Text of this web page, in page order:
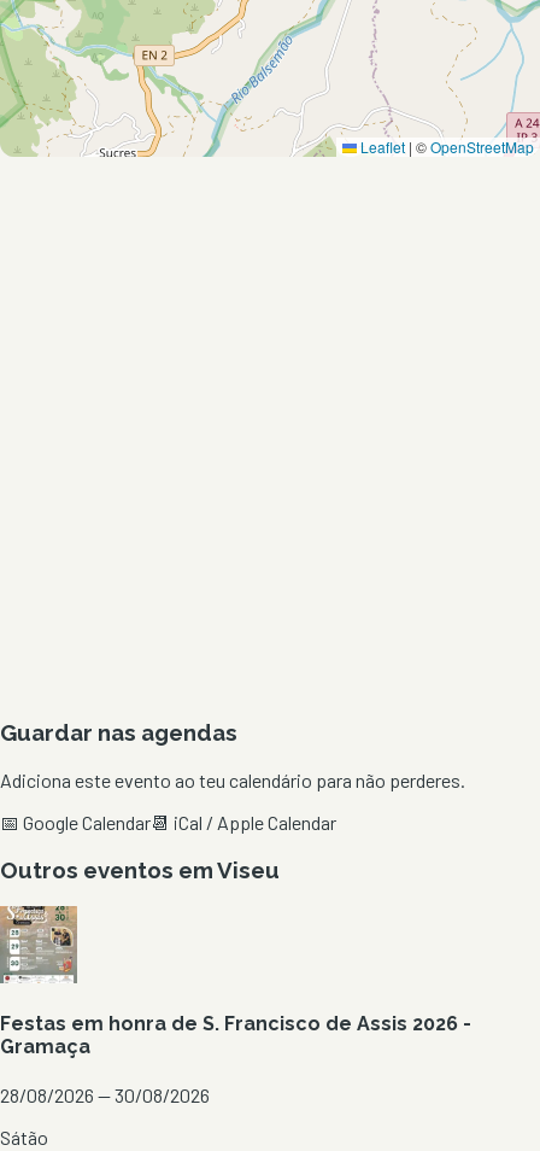
Leaflet | ©OpenStreetMap
Guardar nas agendas
Adiciona este evento ao teu calendário para não perderes.
📅 Google Calendar📆 iCal / Apple Calendar
Outros eventos emViseu
Festas em honra de S. Francisco de Assis 2026 -
Gramaça
28/08/2026 — 30/08/2026
Sátão